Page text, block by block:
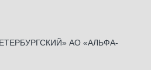
АО «АЛЬФА-